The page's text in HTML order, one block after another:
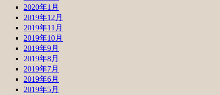
2020年1月
2019年12月
2019年11月
2019年10月
2019年9月
2019年8月
2019年7月
2019年6月
2019年5月